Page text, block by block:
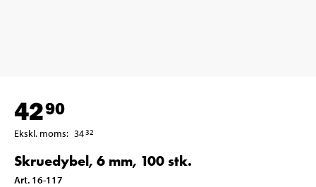
4290
Ekskl. moms: 3432
Skruedybel, 6 mm, 100 stk.
Art. 16-117